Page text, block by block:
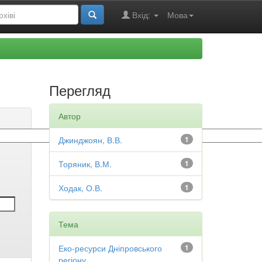
Мова
Вхід:
Перегляд
Автор
1
Джинджоян, В.В.
1
Торяник, В.М.
1
Ходак, О.В.
Тема
1
Еко-ресурси Дніпровського
регіону